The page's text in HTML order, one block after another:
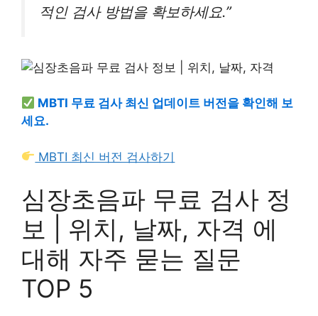
적인 검사 방법을 확보하세요.”
MBTI 무료 검사 최신 업데이트 버전을 확인해 보
세요.
MBTI 최신 버전 검사하기
심장초음파 무료 검사 정
보 | 위치, 날짜, 자격 에
대해 자주 묻는 질문
TOP 5